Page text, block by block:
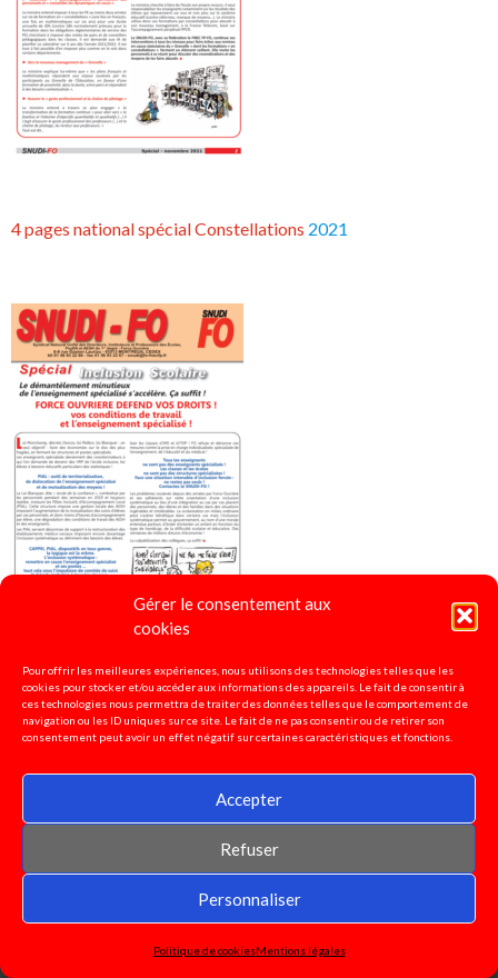
Gérer le consentement aux
cookies
Pour offrir les meilleures expériences, nous utilisons des technologies telles que les
cookies pour stocker et/ou accéder aux informations des appareils. Le fait de consentir à
ces technologies nous permettra de traiter des données telles que le comportement de
navigation ou les ID uniques sur ce site. Le fait de ne pas consentir ou de retirer son
consentement peut avoir un effet négatif sur certaines caractéristiques et fonctions.
Accepter
Refuser
Personnaliser
Politique de cookiesMentions légales
4 pages national spécial Constellations 2021
4 pages spécial "Ecole Inclusive"2020
© 2026 SNUDI-FO 37|WordPress Theme:AccessPress Basic